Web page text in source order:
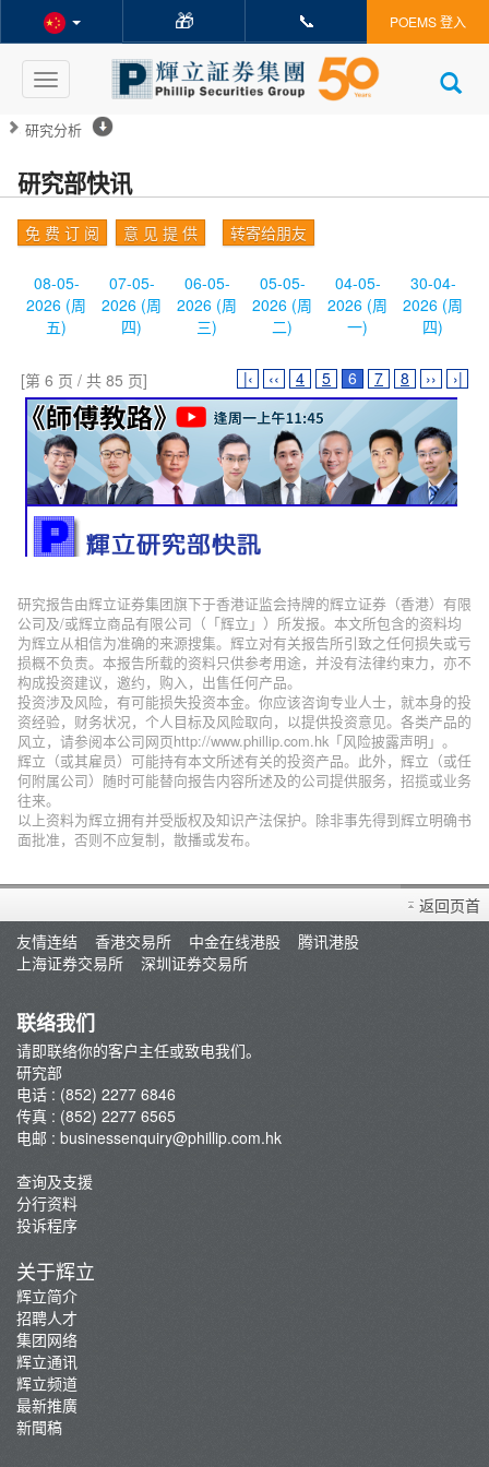
🎁 📞 POEMS 登入
Toggle
navigation
研究分析
研究部快讯
免 费 订 阅 意 见 提 供 转寄给朋友
08-05-
2026 (周
五)
07-05-
2026 (周
四)
06-05-
2026 (周
三)
05-05-
2026 (周
二)
04-05-
2026 (周
一)
30-04-
2026 (周
四)
[第 6 页 / 共 85 页] |‹ ‹‹ 4 5 6 7 8 ›› ›|
研究报告由辉立证券集团旗下于香港证监会持牌的辉立证券（香港）有限
公司及/或辉立商品有限公司（「辉立」）所发报。本文所包含的资料均
为辉立从相信为准确的来源搜集。辉立对有关报告所引致之任何损失或亏
损概不负责。本报告所载的资料只供参考用途，并没有法律约束力，亦不
构成投资建议，邀约，购入，出售任何产品。
投资涉及风险，有可能损失投资本金。你应该咨询专业人士，就本身的投
资经验，财务状况，个人目标及风险取向，以提供投资意见。各类产品的
风立，请参阅本公司网页http://www.phillip.com.hk「风险披露声明」。
辉立（或其雇员）可能持有本文所述有关的投资产品。此外，辉立（或任
何附属公司）随时可能替向报告内容所述及的公司提供服务，招揽或业务
往来。
以上资料为辉立拥有并受版权及知识产法保护。除非事先得到辉立明确书
面批准，否则不应复制，散播或发布。
返回页首
友情连结
香港交易所 中金在线港股
腾讯港股
上海证券交易所
深圳证券交易所
联络我们
请即联络你的客户主任或致电我们。
研究部
电话 : (852) 2277 6846
传真 : (852) 2277 6565
电邮 : businessenquiry@phillip.com.hk
查询及支援
分行资料
投诉程序
关于辉立
辉立简介
招聘人才
集团网络
辉立通讯
辉立频道
最新推廣
新聞稿